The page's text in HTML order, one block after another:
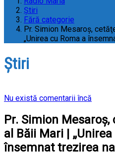
Ştiri
Fără categorie
Pr. Simion Mesaroş,
„Unirea cu Roma a
Ştiri
Nu există comentarii încă
Pr. Simion
al Băii Mari |
însemnat trezirea